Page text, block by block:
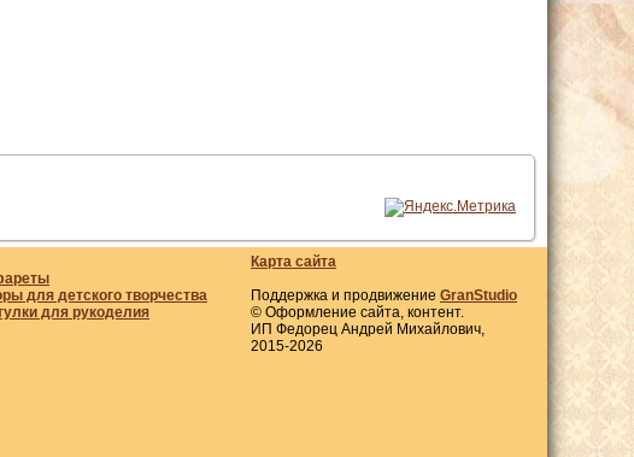
для детского творчества
для рукоделия
Карта сайта
Поддержка и продвижение GranStudio
© Оформление сайта, контент.
ИП Федорец Андрей Михайлович,
2015-2026